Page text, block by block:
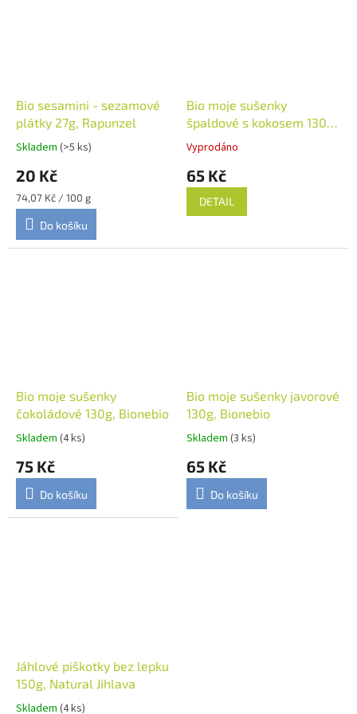
Bio sesamini - sezamové
plátky 27g, Rapunzel
Skladem (>5 ks)
20 Kč
Měrná
cena:
74,07 Kč / 100 g
Do košíku
Bio moje sušenky
špaldové s kokosem 130g,
Bionebio
Vyprodáno
65 Kč
DETAIL
Bio moje sušenky
čokoládové 130g, Bionebio
Skladem (4 ks)
75 Kč
Do košíku
Bio moje sušenky javorové
130g, Bionebio
Skladem (3 ks)
65 Kč
Do košíku
Jáhlové piškotky bez lepku
150g, Natural Jihlava
Skladem (4 ks)